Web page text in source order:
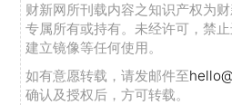
财新网所刊载内容之知识产权为
专属所有或持有。未经许可，禁
建立镜像等任何使用。
如有意愿转载，请发邮件至
确认及授权后，方可转载。